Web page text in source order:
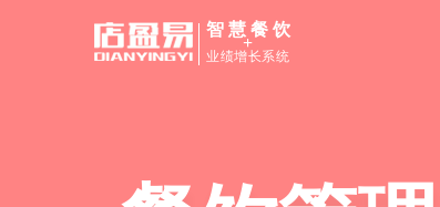
智慧餐饮
+
业绩增长系统